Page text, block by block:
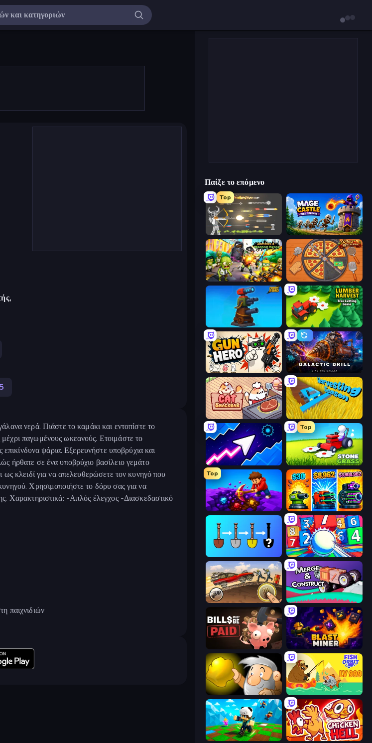
νερά. Πιάστε το καμάκι και εντοπίστε το
παγωμένους ωκεανούς. Ετοιμάστε το
επικίνδυνα ψάρια. Εξερευνήστε υποβρύχια και
ήρθατε σε ένα υποβρύχιο βασίλειο γεμάτο
κλειδί για να απελευθερώσετε τον κυνηγό που
Χρησιμοποιήστε το δόρυ σας για να
Χαρακτηριστικά: -Απλός έλεγχος -Διασκεδαστικό
παιχνιδιών
Παίξε το επόμενο
Top
Ragdoll Archers Mage Castle Idle Defense
Zombies 4 Weapon Merge Ring Restaurant
Furry Road Lumber Harvest: Tree Cutting Game
Gun Hero: Cat Survival Galactic Drill
Cat Snack Bar Harvesting Season
Space Waves
Top
Stone Grass: Mowing Simulator
Top
Obby: Dig Down Pumpkin Defense: Merge Cannon
Entropy
Earn to Die: Zombie Ride Merge & Construct
Bills Must Be Paid Blast Miner
Gold Miner Fish Orbit
Robby: Many Games Chicken Hell